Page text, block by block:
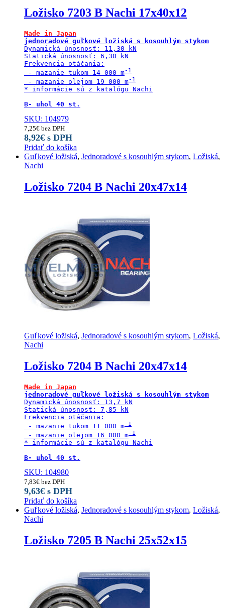
Ložisko 7203 B Nachi 17x40x12
Made in Japan
jednoradové guľkové ložiská s kosouhlým stykom
Dynamická únosnosť: 11,30 kN
Statická únosnosť: 6,30 kN
Frekvencia otáčania:
- mazanie tukom 14 000 m
- mazanie olejom 19 000 m
* informácie sú z katalógu Nachi
B- uhol 40 st.
SKU: 104979
7,25€ bez DPH
8,92€ s DPH
Pridať do košíka
Guľkové ložiská, Jednoradové s kosouhlým stykom, Ložiská,
Nachi
Ložisko 7204 B Nachi 20x47x14
Guľkové ložiská, Jednoradové s kosouhlým stykom, Ložiská,
Nachi
Ložisko 7204 B Nachi 20x47x14
Made in Japan
jednoradové guľkové ložiská s kosouhlým stykom
Dynamická únosnosť: 13,7 kN
Statická únosnosť: 7,85 kN
Frekvencia otáčania:
- mazanie tukom 11 000 m
- mazanie olejom 16 000 m
* informácie sú z katalógu Nachi
B- uhol 40 st.
SKU: 104980
7,83€ bez DPH
9,63€ s DPH
Pridať do košíka
Guľkové ložiská, Jednoradové s kosouhlým stykom, Ložiská,
Nachi
Ložisko 7205 B Nachi 25x52x15